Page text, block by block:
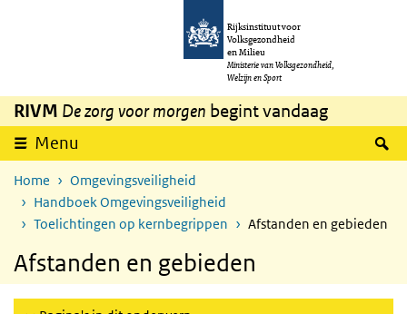
Overslaan en naar de inhoud gaan
Rijksinstituut voor
Volksgezondheid
en Milieu
Ministerie van Volksgezondheid,
Welzijn en Sport
RIVM De zorg voor morgen begint vandaag
Menu
Home
Omgevingsveiligheid
Handboek Omgevingsveiligheid
Toelichtingen op kernbegrippen
Afstanden en gebieden
Afstanden en gebieden